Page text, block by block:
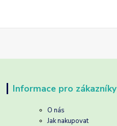
Informace pro zákazníky
O nás
Jak nakupovat